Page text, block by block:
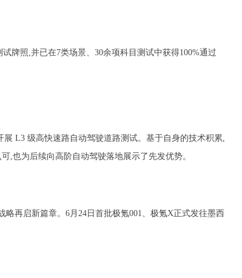
牌照,并已在7类场景、30余项科目测试中获得100%通过
L3 级高快速路自动驾驶道路测试。基于自身的技术积累,
,也为后续向高阶自动驾驶落地展示了先发优势。
再启新篇章。6月24日首批极氪001、极氪X正式发往墨西